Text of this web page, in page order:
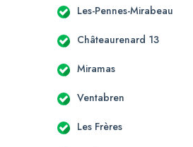
Les-Pennes-Mirabeau
Châteaurenard 13
Miramas
Ventabren
Les Frères